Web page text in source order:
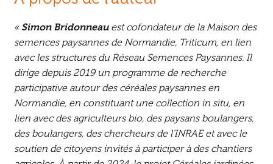
« Simon Bridonneauest cofondateur de la Maison des
semences paysannes de Normandie, Triticum, en lien
avec les structures du Réseau Semences Paysannes. Il
dirige depuis 2019 un programme de recherche
participative autour des céréales paysannes en
Normandie, en constituant une collection in situ, en
lien avec des agriculteurs bio, des paysans boulangers,
des boulangers, des chercheurs de l’INRAE et avec le
soutien de citoyens invités à participer à des chantiers